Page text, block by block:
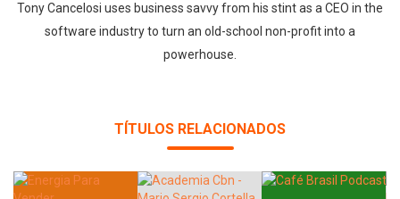
Tony Cancelosi uses business savvy from his stint as a CEO in the
software industry to turn an old-school non-profit into a
powerhouse.
TÍTULOS RELACIONADOS